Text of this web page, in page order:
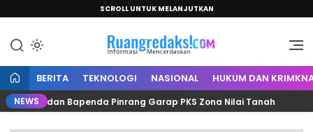
SCROLL UNTUK MELANJUTKAN
Ruang Redaksi
Informasi Mencerdaskan
BERITA TEKNOLOGI NASIONAL HUKUM DAN
NEWSdan Bapenda Pinrang Garap PKS Zona Nilai Tanah